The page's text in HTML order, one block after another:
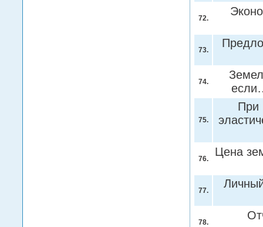
72.
73.
74.
75.
При
76.
Цена
77.
78.